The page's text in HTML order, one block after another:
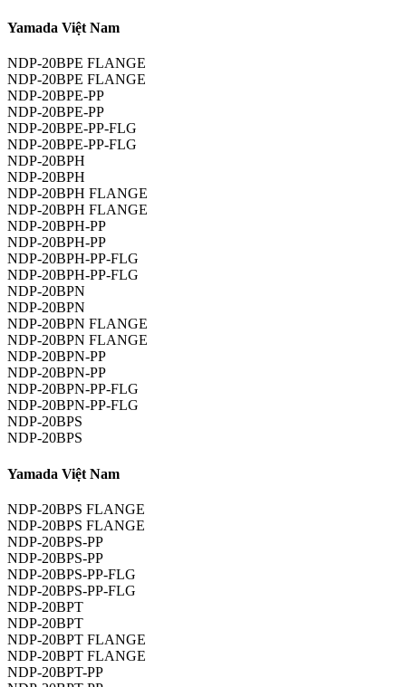
Yamada Việt Nam
NDP-20BPE FLANGE
NDP-20BPE FLANGE
NDP-20BPE-PP
NDP-20BPE-PP
NDP-20BPE-PP-FLG
NDP-20BPE-PP-FLG
NDP-20BPH
NDP-20BPH
NDP-20BPH FLANGE
NDP-20BPH FLANGE
NDP-20BPH-PP
NDP-20BPH-PP
NDP-20BPH-PP-FLG
NDP-20BPH-PP-FLG
NDP-20BPN
NDP-20BPN
NDP-20BPN FLANGE
NDP-20BPN FLANGE
NDP-20BPN-PP
NDP-20BPN-PP
NDP-20BPN-PP-FLG
NDP-20BPN-PP-FLG
NDP-20BPS
NDP-20BPS
Yamada Việt Nam
NDP-20BPS FLANGE
NDP-20BPS FLANGE
NDP-20BPS-PP
NDP-20BPS-PP
NDP-20BPS-PP-FLG
NDP-20BPS-PP-FLG
NDP-20BPT
NDP-20BPT
NDP-20BPT FLANGE
NDP-20BPT FLANGE
NDP-20BPT-PP